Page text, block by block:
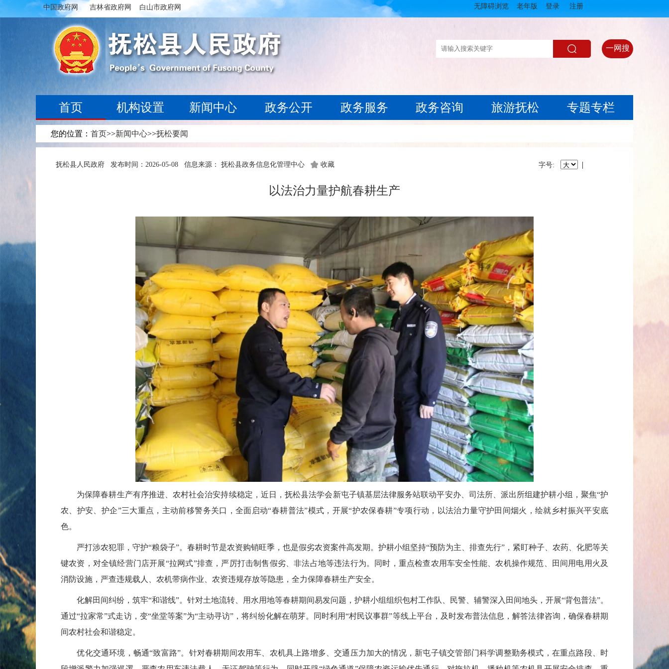
中国政府网 吉林省政府网 白山市政府网 无障碍浏览 老年版 登录 注册
一网搜
首页 机构设置 新闻中心 政务公开 政务服务 政务咨询 旅游抚松 专题专栏
您的位置： 首页>>新闻中心>>抚松要闻
抚松县人民政府 发布时间：2026-05-08 信息来源： 抚松县政务信息化管理中心 收藏 字号: |
以法治力量护航春耕生产
为保障春耕生产有序推进、农村社会治安持续稳定，近日，抚松县法学会新屯子镇基层法律服务站联动平安办、司法所、派出所组建护耕小组，聚焦“护
农、护安、护企”三大重点，主动前移警务关口，全面启动“春耕普法”模式，开展“护农保春耕”专项行动，以法治力量守护田间烟火，绘就乡村振兴平安底
色。
严打涉农犯罪，守护“粮袋子”。 春耕时节是农资购销旺季，也是假劣农资案件高发期。护耕小组坚持“预防为主、排查先行”，紧盯种子、农药、化肥等关
键农资，对全镇经营门店开展“拉网式”排查，严厉打击制售假劣、非法占地等违法行为。同时，重点检查农用车安全性能、农机操作规范、田间用电用火及
消防设施，严查违规载人、农机带病作业、农资违规存放等隐患，全力保障春耕生产安全。
化解田间纠纷，筑牢“和谐线”。 针对土地流转、用水用地等春耕期间易发问题，护耕小组组织包村工作队、民警、辅警深入田间地头，开展“背包普法”。
通过“拉家常”式走访，变“坐堂等案”为“主动寻访”，将纠纷化解在萌芽。同时利用“村民议事群”等线上平台，及时发布普法信息，解答法律咨询，确保春耕期
间农村社会和谐稳定。
优化交通环境，畅通“致富路”。 针对春耕期间农用车、农机具上路增多、交通压力加大的情况，新屯子镇交管部门科学调整勤务模式，在重点路段、时